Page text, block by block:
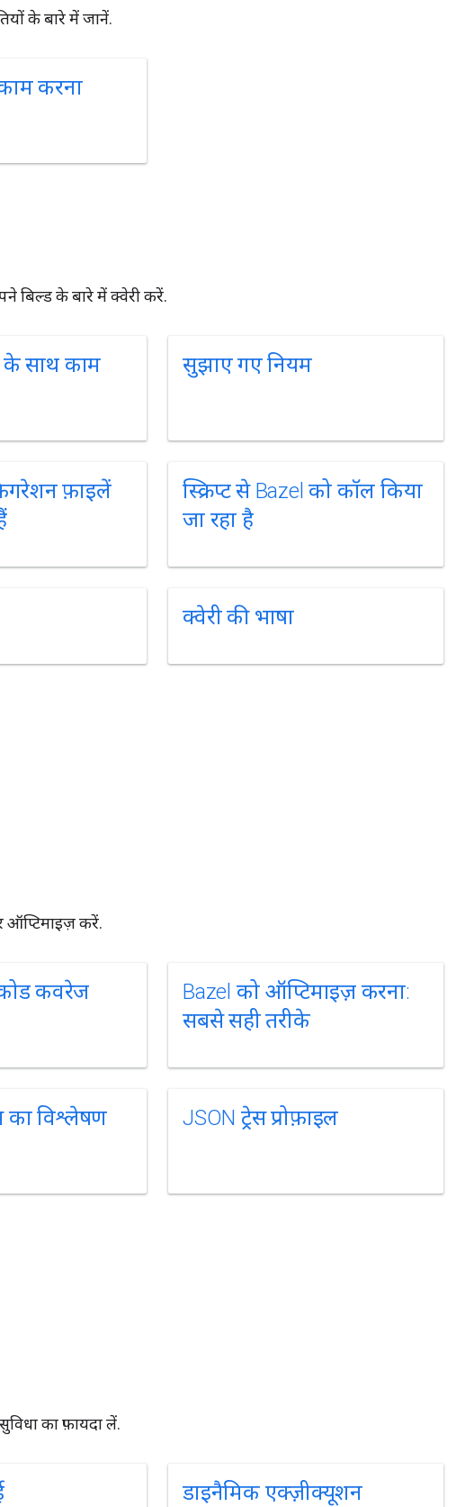
के बारे में जानें.
करना
बिल्ड के बारे में क्वेरी करें.
के साथ काम
सुझाए गए नियम
फ़ाइलें
स्क्रिप्ट से Bazel को कॉल किया
जा रहा है
क्वेरी की भाषा
ऑप्टिमाइज़ करें.
कवरेज
Bazel को ऑप्टिमाइज़ करना:
सबसे सही तरीके
का विश्लेषण JSON ट्रेस प्रोफ़ाइल
का फ़ायदा लें.
डाइनैमिक एक्ज़ीक्यूशन